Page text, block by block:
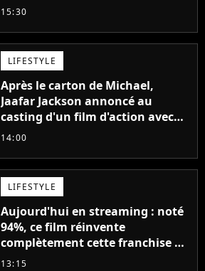
15:30
LIFESTYLE
Après le carton de Michael,
Jaafar Jackson annoncé au
casting d'un film d'action avec
Will Smith
14:00
LIFESTYLE
Aujourd'hui en streaming : noté
94%, ce film réinvente
complètement cette franchise de
science-fiction vieille de 40 ans
13:15